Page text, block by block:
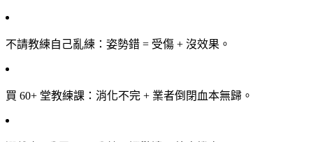
不請教練自己亂練 ：姿勢錯 = 受傷 + 沒效果。
買 60+ 堂教練課 ：消化不完 + 業者倒閉血本無歸。